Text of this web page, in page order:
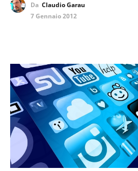
Da Claudio Garau
7 Gennaio 2012